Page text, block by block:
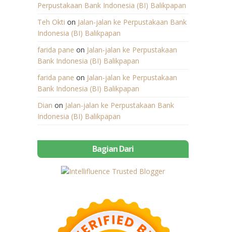
Perpustakaan Bank Indonesia (BI) Balikpapan
Teh Okti on Jalan-jalan ke Perpustakaan Bank
Indonesia (BI) Balikpapan
farida pane on Jalan-jalan ke Perpustakaan
Bank Indonesia (BI) Balikpapan
farida pane on Jalan-jalan ke Perpustakaan
Bank Indonesia (BI) Balikpapan
Dian on Jalan-jalan ke Perpustakaan Bank
Indonesia (BI) Balikpapan
Bagian Dari